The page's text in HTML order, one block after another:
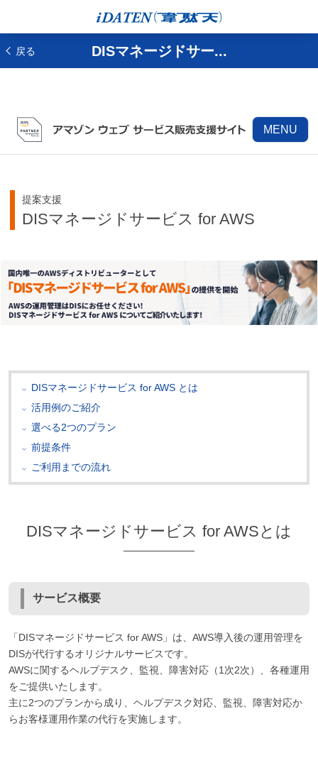
戻る DISマネージドサー...
MENU
提案支援
DISマネージドサービス for AWS
DISマネージドサービス for AWS とは
活用例のご紹介
選べる2つのプラン
前提条件
ご利用までの流れ
DISマネージドサービス for AWSとは
サービス概要
「DISマネージドサービス for AWS」は、AWS導入後の運用管理を
DISが代行するオリジナルサービスです。
AWSに関するヘルプデスク、監視、障害対応（1次2次）、各種運用
をご提供いたします。
主に2つのプランから成り、ヘルプデスク対応、監視、障害対応か
らお客様運用作業の代行を実施します。